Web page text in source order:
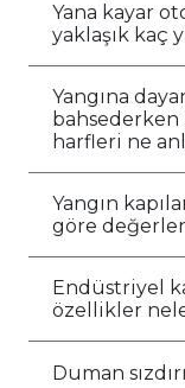
Yana kayar
yaklaşık kaç
Yangına
bahsederken
harfleri ne
Yangın
göre
Endüstriyel
özellikler
Duman